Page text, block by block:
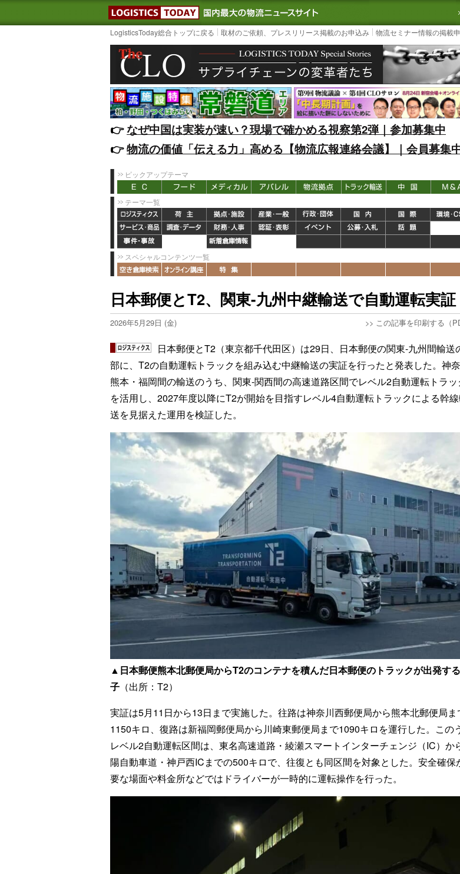
LOGISTICS TODAY｜国内最大の物流ニュースサイト
3PL, SCMなど国
LogisticsToday総合トップに戻る 取材のご依頼、プレスリリース掲載のお申込み 物流セミナー情報の掲載
👉️なぜ中国は実装が速い？現場で確かめる視察第2弾｜参加募集中
👉️物流の価値「伝える力」高める【物流広報連絡会議】｜会員募集
ピックアップテーマ
テーマ一覧
スペシャルコンテンツ一覧
日本郵便とT2、関東-九州中継輸送で自動運転実証
2026年5月29日 (金) >> この記事を印刷する（
日本郵便とT2（東京都千代田区）は29日、日本郵便の関東-九州間輸送
部に、T2の自動運転トラックを組み込む中継輸送の実証を行ったと発表した。神
熊本・福岡間の輸送のうち、関東-関西間の高速道路区間でレベル2自動運転トラッ
を活用し、2027年度以降にT2が開始を目指すレベル4自動運転トラックによる幹
送を見据えた運用を検証した。
▲日本郵便熊本北郵便局からT2のコンテナを積んだ日本郵便のトラックが出発す
子 （出所：T2）
実証は5月11日から13日まで実施した。往路は神奈川西郵便局から熊本北郵便局ま
1150キロ、復路は新福岡郵便局から川崎東郵便局まで1090キロを運行した。この
レベル2自動運転区間は、東名高速道路・綾瀬スマートインターチェンジ（IC）か
陽自動車道・神戸西ICまでの500キロで、往復とも同区間を対象とした。安全確保
要な場面や料金所などではドライバーが一時的に運転操作を行った。